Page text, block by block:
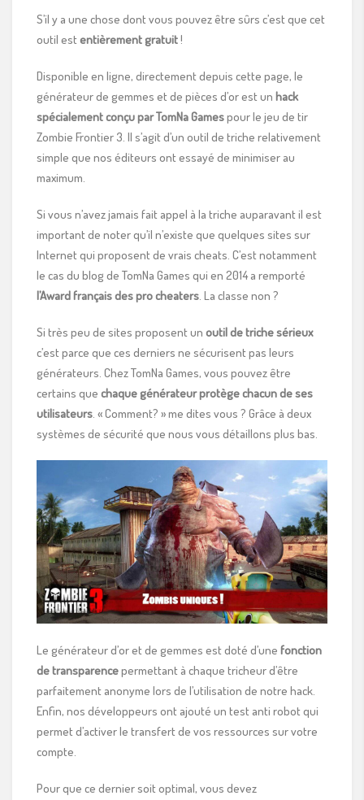
S’il y a une chose dont vous pouvez être sûrs c’est que cet
outil estentièrement gratuit!
Disponible en ligne, directement depuis cette page, le
générateur de gemmes et de pièces d’or est un hack
spécialement conçu par TomNa Gamespour le jeu de tir
Zombie Frontier 3. Il s’agit d’un outil de triche relativement
simple que nos éditeurs ont essayé de minimiser au
maximum.
Si vous n’avez jamais fait appel à la triche auparavant il est
important de noter qu’il n’existe que quelques sites sur
Internet qui proposent de vrais cheats. C’est notamment
le cas du blog de TomNa Games qui en 2014 a remporté
l’Award français des pro cheaters. La classe non ?
Si très peu de sites proposent un outil de triche sérieux
c’est parce que ces derniers ne sécurisent pas leurs
générateurs. Chez TomNa Games, vous pouvez être
certains que chaque générateur protège chacun de ses
utilisateurs. « Comment? » me dites vous ? Grâce à deux
systèmes de sécurité que nous vous détaillons plus bas.
Le générateur d’or et de gemmes est doté d’une fonction
de transparencepermettant à chaque tricheur d’être
parfaitement anonyme lors de l’utilisation de notre hack.
Enfin, nos développeurs ont ajouté un test anti robot qui
permet d’activer le transfert de vos ressources sur votre
compte.
Pour que ce dernier soit optimal, vous devez